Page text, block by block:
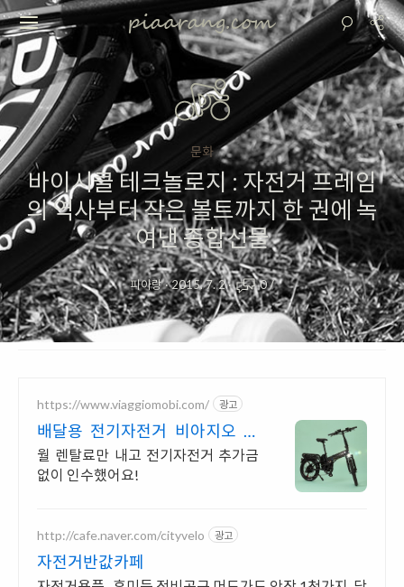
문화
바이시클 테크놀로지 : 자전거 프레임
의 역사부터 작은 볼트까지 한 권에 녹
여낸 종합선물
피아랑·2015. 7. 2· 0/
https://www.viaggiomobi.com/ 광고
배달용 전기자전거 비아지오 인
수형 렌탈,완납시 내자전거
월 렌탈료만 내고 전기자전거 추가금
없이 인수했어요!
http://cafe.naver.com/cityvelo 광고
자전거반값카페